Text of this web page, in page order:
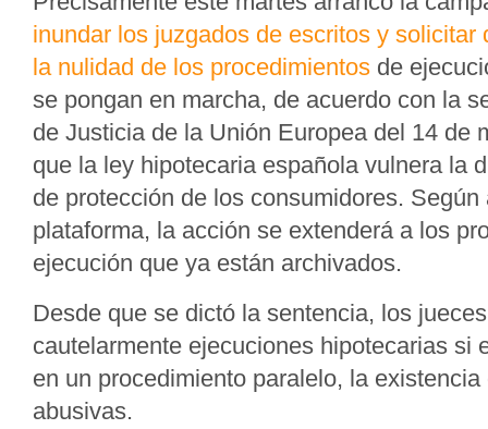
inundar los juzgados de escritos y solicitar
la nulidad de los procedimientos de
se pongan en marcha, de acuerdo con la
de Justicia de la Unión Europea del 14 de
que la ley hipotecaria española vulnera la
de protección de los consumidores. Según
plataforma, la acción se extenderá a los
ejecución que ya están archivados.
Desde que se dictó la sentencia, los
cautelarmente ejecuciones hipotecarias si
en un procedimiento paralelo, la
abusivas.